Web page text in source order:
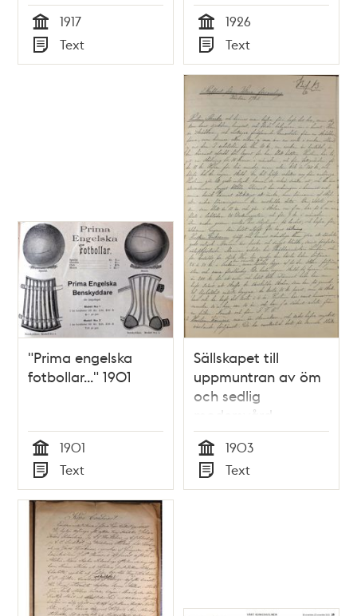
Tid
1917
Typ
Text Tid
1926
Typ
Text
"Prima engelska
fotbollar..." 1901
Tid
1901
Typ
Text
Sällskapet till
uppmuntran av öm
och sedlig
modersvård -
rapport från Klara
församling 1903
Tid
1903
Typ
Text